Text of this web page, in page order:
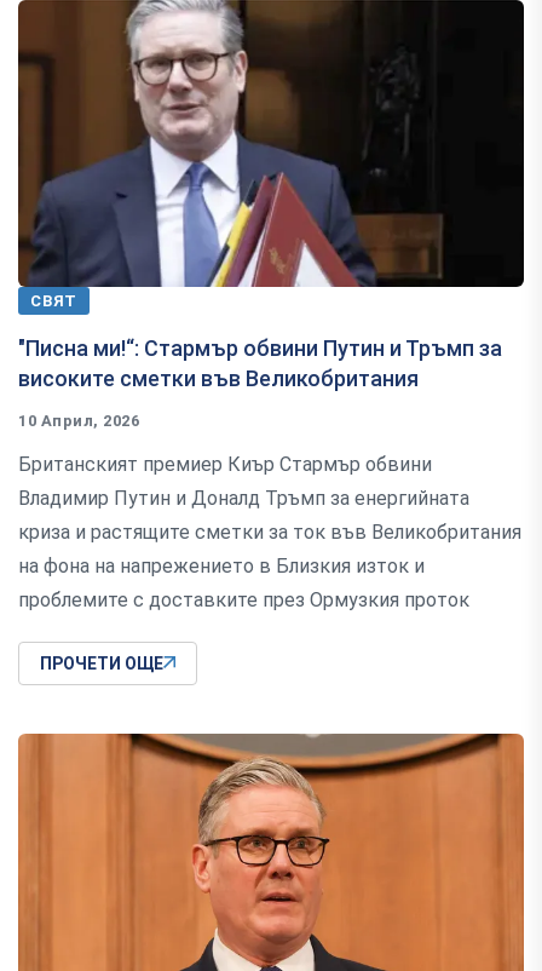
СВЯТ
"Писна ми!“: Стармър обвини Путин и Тръмп за
високите сметки във Великобритания
10 Април, 2026
Британският премиер Киър Стармър обвини
Владимир Путин и Доналд Тръмп за енергийната
криза и растящите сметки за ток във Великобритания
на фона на напрежението в Близкия изток и
проблемите с доставките през Ормузкия проток
ПРОЧЕТИ ОЩЕ